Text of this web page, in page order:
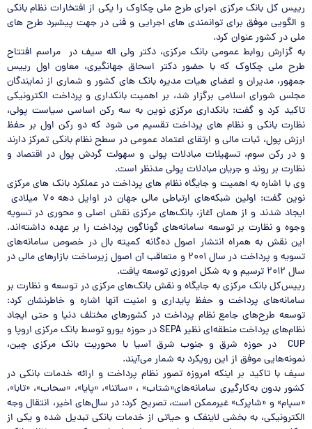
رییس کل بانک مرکزی اجرای طرح ملی چکاوک را یکی از افتخارات نظام بانکی
و الگویی موفق برای توانمندی های اجرایی و فنی در جهت پیشبرد طرح های
ملی در کشور عنوان کرد.
به گزارش روابط عمومی بانک مرکزی، دکتر ولی اله سیف در مراسم افتتاح
طرح ملی چکاوک که با حضور دکتر اسحاق جهانگیری، معاون اول رییس
جمهور، مدیران و اعضای هیات مدیره بانک های کشور و شماری از نمایندگان
مجلس شورای اسلامی برگزار شد، بر اهمیت بانکداری و پرداخت الکترونیکی
تاکید کرد و گفت: بانکداری مرکزی نوین به سه رکن اساسی سیاست پولی،
نظارت بانکی و نظام های پرداخت تقسیم می شود که دو رکن اول بر حفظ
ارزش پول، ثبات مالی و ارتقای اعتماد عمومی در سطح نظام بانکی تمرکز دارند
و در رکن سوم، تسهیلات مبادلات پولی و سهولت گردش پول در اقتصاد و
نظارت بر روند و جریان مبادلات پولی مدنظر است.
وی با اشاره به اهمیت و جایگاه نظام های پرداخت در عملکرد بانک های مرکزی
نوین گفت: اولین شبکه‌های ارتباطی مالی جهان در اوایل دهه ۷۰ میلادی
ایجاد شدند و از همان آغاز، بانک‌های مرکزی نقش اصلی و محوری در تسویه
وجوه و نظارت بر توسعه سامانه‌های گوناگون پرداخت را بر عهده داشته‌اند.
این نقش به همراه انتشار اصول ده‌گانه کمیته بال در خصوص سامانه‌های
تسویه و پرداخت در سال ۲۰۰۱ و متعاقب آن اصول زیرساخت بازارهای مالی در
سال ۲۰۱۲ ترسیم و به شکل امروزی توسعه یافت.
رییس‌کل بانک مرکزی به جایگاه و نقش بانک‌های مرکزی در توسعه و نظارت بر
سامانه‌های پرداخت و حفظ پایداری و امنیت آنها اشاره و خاطرنشان کرد:
توسعه طرح‌های جامع نظام پرداخت در کشورهای مختلف دنیا و حتی ایجاد
نظام‌های پرداخت منطقه‌ای نظیر SEPA در حوزه یورو توسط بانک مرکزی اروپا و
CUP در حوزه شرق و جنوب شرق آسیا با محوریت بانک مرکزی چین،
نمونه‌هایی موفق از این رویکرد به شمار می‌آیند.
سیف با تاکید بر اینکه امروزه تصور نظام پرداخت و ارائه خدمات بانکی در
کشور بدون به‌کارگیری سامانه‌های«شتاب» ، «ساتنا»، «پایا»، «سحاب»، «تابا»،
«سپام» و «شاپرک» غیرممکن است، تصریح کرد: در سال‌های اخیر، انتقال وجه
الکترونیکی، به بخشی لاینفک و حیاتی از خدمات بانکی تبدیل شده و یکی از